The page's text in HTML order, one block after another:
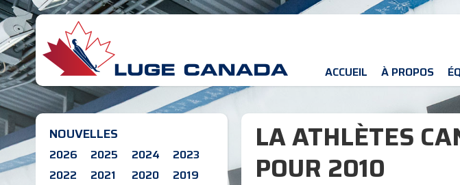
ACCUEIL À PROPOS
NOUVELLES
2026 2025 2024
2023
2022
2021 2020
2019
LA ATHLÈTES
POUR 2010